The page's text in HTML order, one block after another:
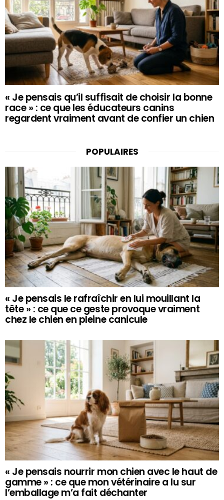
« Je pensais qu’il suffisait de choisir la bonne
race » : ce que les éducateurs canins
regardent vraiment avant de confier un chien
POPULAIRES
« Je pensais le rafraîchir en lui mouillant la
tête » : ce que ce geste provoque vraiment
chez le chien en pleine canicule
« Je pensais nourrir mon chien avec le haut de
gamme » : ce que mon vétérinaire a lu sur
l’emballage m’a fait déchanter